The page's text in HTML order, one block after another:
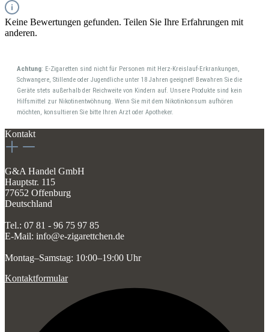
Keine Bewertungen gefunden. Teilen Sie Ihre Erfahrungen mit
anderen.
Achtung: E-Zigaretten sind nicht für Personen mit Herz-Kreislauf-Erkrankungen,
Schwangere, Stillende oder Jugendliche unter 18 Jahren geeignet! Bewahren Sie die
Geräte stets außerhalb der Reichweite von Kindern auf. Unsere Produkte sind kein
Hilfsmittel zur Nikotinentwöhnung. Wenn Sie mit dem Nikotinkonsum aufhören
möchten, konsultieren Sie bitte Ihren Arzt oder Apotheker.
Kontakt
G&A Handel GmbH
Hauptstr. 115
77652 Offenburg
Deutschland
Tel.: 07 81 - 96 75 97 85
E-Mail: info@e-zigarettchen.de
Montag–Samstag: 10:00–19:00 Uhr
Kontaktformular